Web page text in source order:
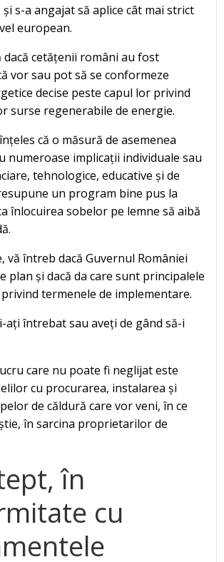
s-a angajat să aplice cât mai strict
european.
cetățenii români au fost
vor sau pot să se conformeze
decise peste capul lor privind
surse regenerabile de energie.
că o măsură de asemenea
numeroase implicații individuale sau
tehnologice, educative și de
un program bine pus la
înlocuirea sobelor pe lemne să aibă
întreb dacă Guvernul României
plan și dacă da care sunt principalele
termenele de implementare.
întrebat sau aveți de gând să-i
care nu poate fi neglijat este
cu procurarea, instalarea și
de căldură care vor veni, în ce
în sarcina proprietarilor de
în
cu